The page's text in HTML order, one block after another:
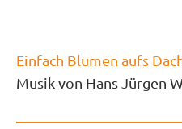
Einfach Blumen aufs
Musik von Hans Jürgen